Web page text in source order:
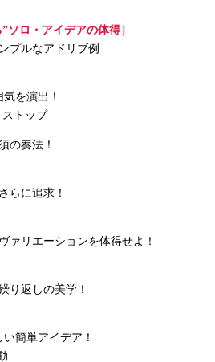
ソロ・アイデアの体得］
プルなアドリブ例
を演出！
ストップ
の奏法！
らに追求！
ァリエーションを体得せよ！
り返しの美学！
簡単アイデア！